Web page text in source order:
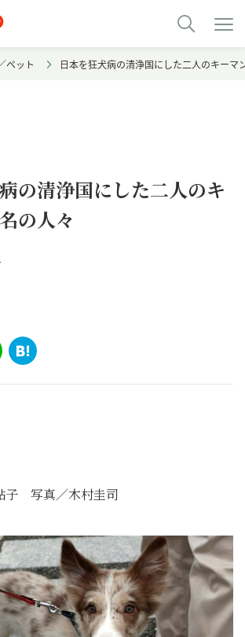
ペット 日本を狂犬病の清浄国にした二人のキーマ
の清浄国にした二人のキ
の人々
子 写真／木村圭司